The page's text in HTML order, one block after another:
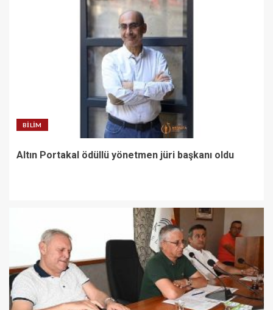
BILIM
Altın Portakal ödüllü yönetmen jüri başkanı oldu